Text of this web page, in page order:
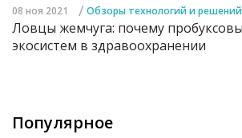
08 ноя 2021 / Обзоры технологий и решений
Ловцы жемчуга: почему
экосистем в здравоохранении
Популярное